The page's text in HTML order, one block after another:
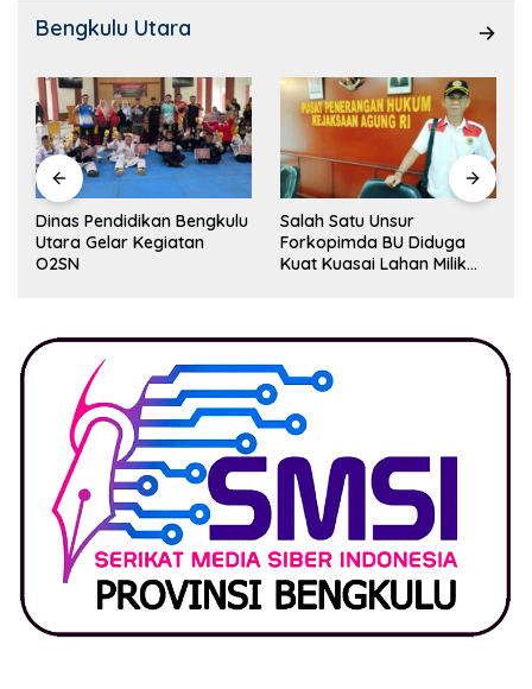
Bengkulu Utara
Dinas Pendidikan Bengkulu
Utara Gelar Kegiatan
O2SN
Salah Satu Unsur
Forkopimda BU Diduga
Kuat Kuasai Lahan Milik